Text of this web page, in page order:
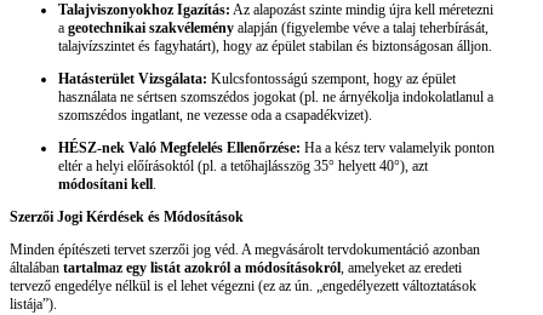
Talajviszonyokhoz Igazítás: Az alapozást szinte mindig újra kell méretezni
a geotechnikai szakvélemény alapján (figyelembe véve a talaj teherbírását,
talajvízszintet és fagyhatárt), hogy az épület stabilan és biztonságosan álljon.
Hatásterület Vizsgálata: Kulcsfontosságú szempont, hogy az épület
használata ne sértsen szomszédos jogokat (pl. ne árnyékolja indokolatlanul a
szomszédos ingatlant, ne vezesse oda a csapadékvizet).
HÉSZ-nek Való Megfelelés Ellenőrzése: Ha a kész terv valamelyik ponton
eltér a helyi előírásoktól (pl. a tetőhajlásszög 35° helyett 40°), azt
módosítani kell.
Szerzői Jogi Kérdések és Módosítások
Minden építészeti tervet szerzői jog véd. A megvásárolt tervdokumentáció azonban
általában tartalmaz egy listát azokról a módosításokról, amelyeket az eredeti
tervező engedélye nélkül is el lehet végezni (ez az ún. „engedélyezett változtatások
listája”).